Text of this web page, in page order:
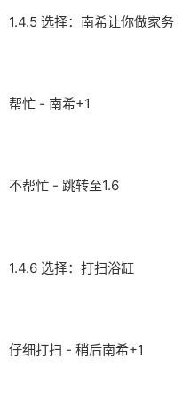
1.4.5 选择：南希让你做家务
帮忙 - 南希+1
不帮忙 - 跳转至1.6
1.4.6 选择：打扫浴缸
仔细打扫 - 稍后南希+1